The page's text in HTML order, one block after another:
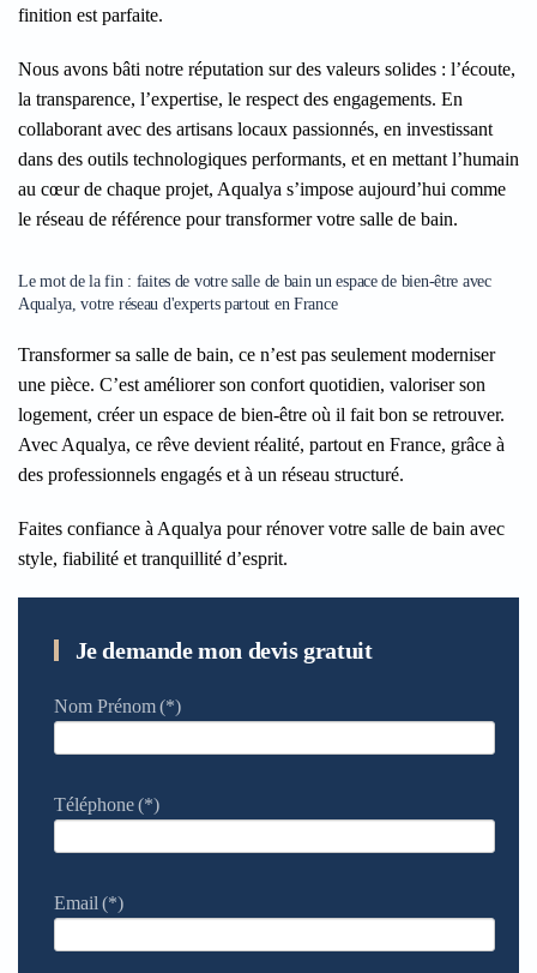
finition est parfaite.
Nous avons bâti notre réputation sur des valeurs solides : l’écoute,
la transparence, l’expertise, le respect des engagements. En
collaborant avec des artisans locaux passionnés, en investissant
dans des outils technologiques performants, et en mettant l’humain
au cœur de chaque projet, Aqualya s’impose aujourd’hui comme
le réseau de référence pour transformer votre salle de bain.
Le mot de la fin : faites de votre salle de bain un espace de bien-être avec
Aqualya, votre réseau d'experts partout en France
Transformer sa salle de bain, ce n’est pas seulement moderniser
une pièce. C’est améliorer son confort quotidien, valoriser son
logement, créer un espace de bien-être où il fait bon se retrouver.
Avec Aqualya, ce rêve devient réalité, partout en France, grâce à
des professionnels engagés et à un réseau structuré.
Faites confiance à Aqualya pour rénover votre salle de bain avec
style, fiabilité et tranquillité d’esprit.
Je demande mon devis gratuit
Nom Prénom(*)
Téléphone(*)
Email (*)